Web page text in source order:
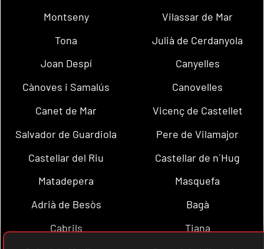
Montseny
Vilassar de Mar
Tona
Julià de Cerdanyola
Joan Despí
Canyelles
Cànoves i Samalús
Canovelles
Canet de Mar
Vicenç de Castellet
Salvador de Guardiola
Pere de Vilamajor
Castellar del Riu
Castellar de n´Hug
Matadepera
Masquefa
Adrià de Besòs
Bagà
Cabrils
Tiana